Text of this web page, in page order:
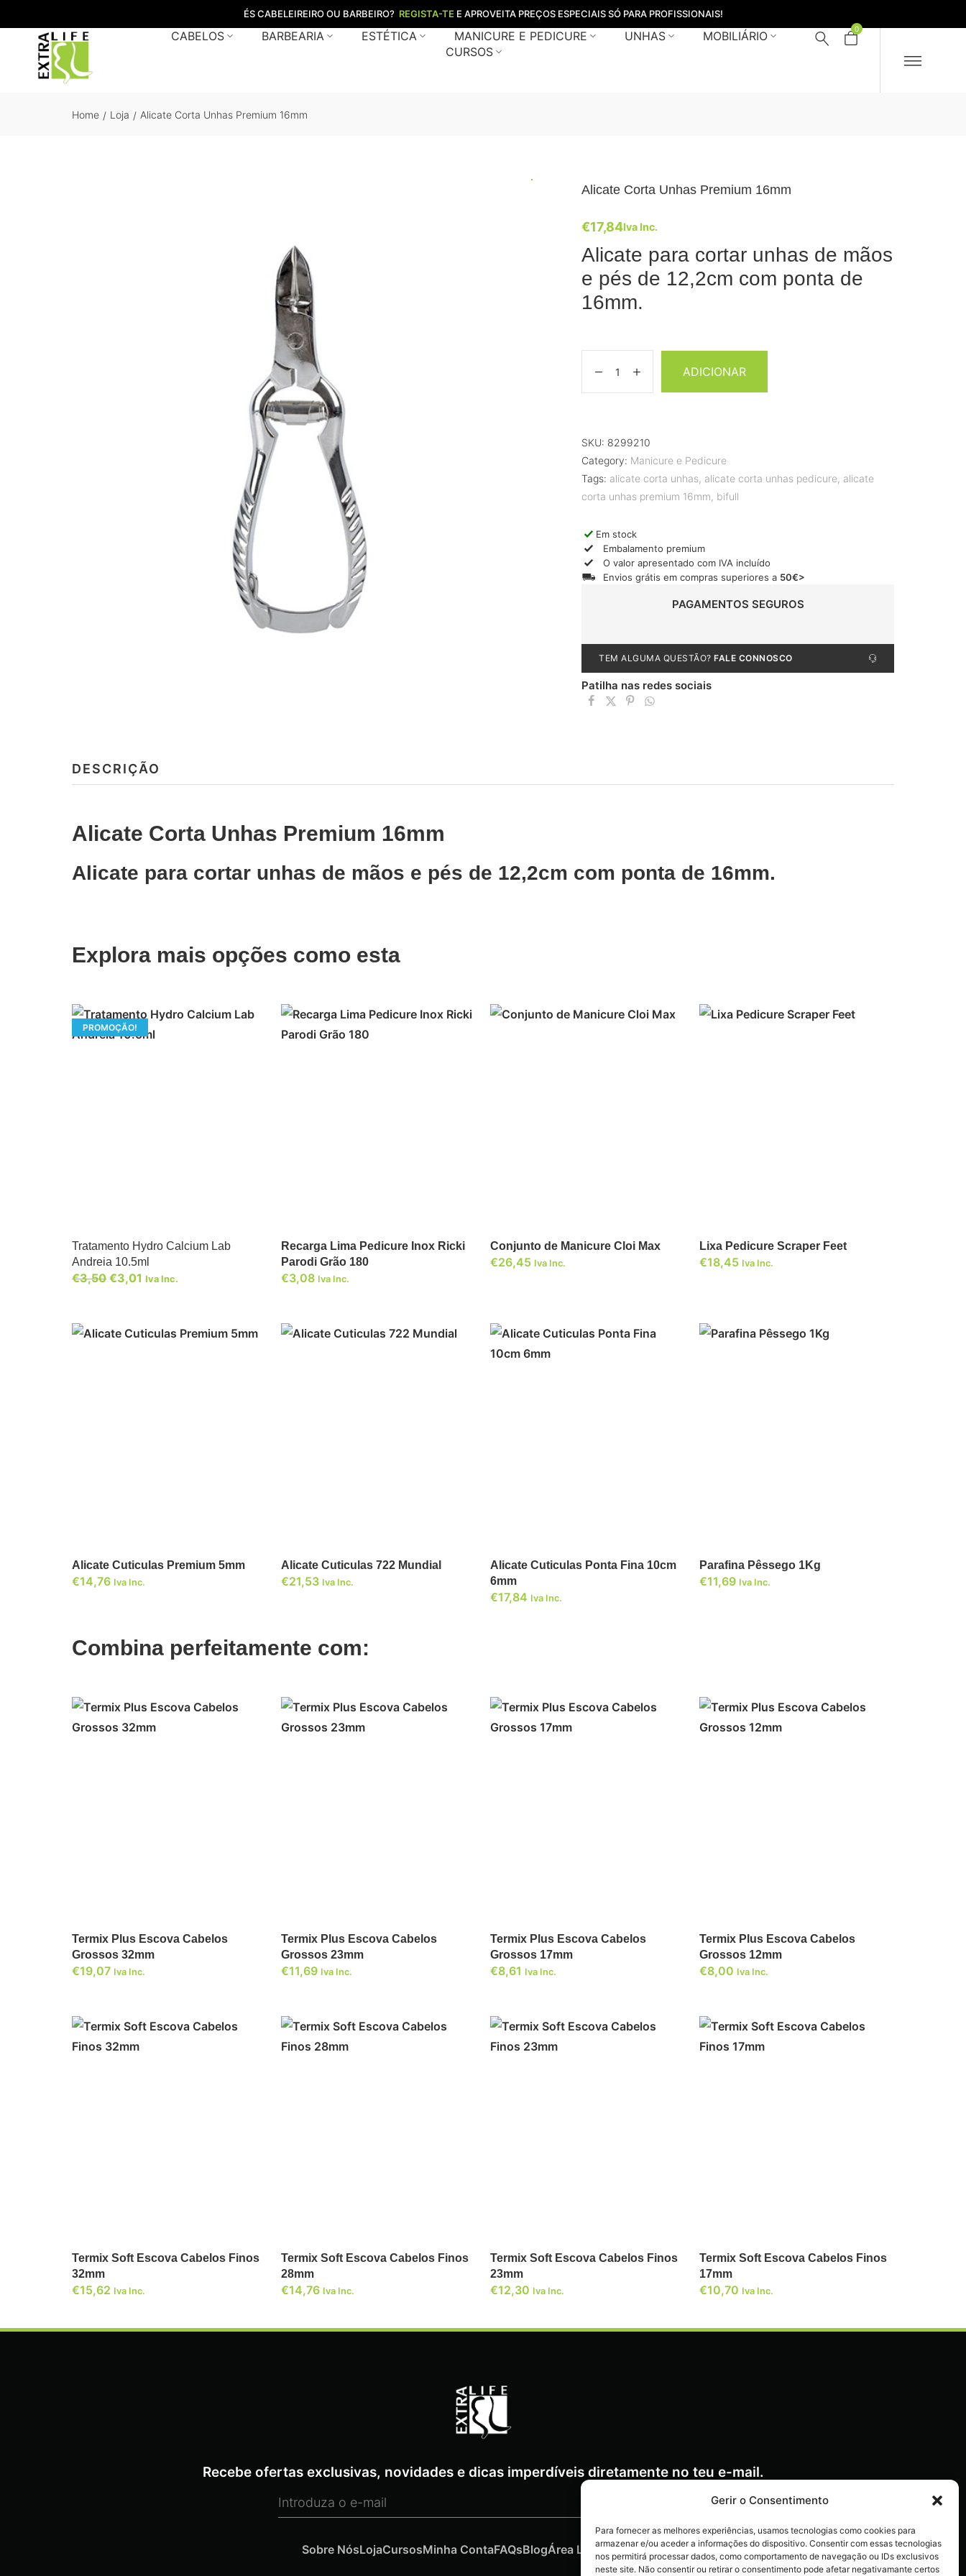
Gerir o Consentimento
Para fornecer as melhores experiências, usamos tecnologias como cookies para
armazenar e/ou aceder a informações do dispositivo. Consentir com essas tecnologias
nos permitirá processar dados, como comportamento de navegação ou IDs exclusivos
neste site. Não consentir ou retirar o consentimento pode afetar negativamante certos
ÉS CABELEIREIRO OU BARBEIRO? REGISTA-TE E APROVEITA PREÇOS ESPECIAIS SÓ PARA PROFISSIONAIS!
CABELOS BARBEARIA ESTÉTICA MANICURE E PEDICURE UNHAS
MOBILIÁRIO
CURSOS
0
Home / Loja / Alicate Corta Unhas Premium 16mm
Alicate Corta Unhas Premium 16mm
€17,84Iva Inc.
Alicate para cortar unhas de mãos
e pés de 12,2cm com ponta de
16mm.
ADICIONAR
SKU: 8299210
Category: Manicure e Pedicure
Tags: alicate corta unhas, alicate corta unhas pedicure, alicate
corta unhas premium 16mm, bifull
Em stock
Embalamento premium
O valor apresentado com IVA incluído
Envios grátis em compras superiores a 50€>
PAGAMENTOS SEGUROS
TEM ALGUMA QUESTÃO?FALE CONNOSCO
Patilha nas redes sociais
DESCRIÇÃO
Alicate Corta Unhas Premium 16mm
Alicate para cortar unhas de mãos e pés de 12,2cm com ponta de 16mm.
Explora mais opções como esta
PROMOÇÃO!
Tratamento Hydro Calcium Lab
Andreia 10.5ml
€3,50 €3,01 Iva Inc.
Recarga Lima Pedicure Inox Ricki
Parodi Grão 180
€3,08 Iva Inc.
Conjunto de Manicure Cloi Max
€26,45 Iva Inc.
Lixa Pedicure Scraper Feet
€18,45 Iva Inc.
Alicate Cuticulas Premium 5mm
€14,76 Iva Inc.
Alicate Cuticulas 722 Mundial
€21,53 Iva Inc.
Alicate Cuticulas Ponta Fina 10cm
6mm
€17,84 Iva Inc.
Parafina Pêssego 1Kg
€11,69 Iva Inc.
Combina perfeitamente com:
Termix Plus Escova Cabelos
Grossos 32mm
€19,07 Iva Inc.
Termix Plus Escova Cabelos
Grossos 23mm
€11,69 Iva Inc.
Termix Plus Escova Cabelos
Grossos 17mm
€8,61 Iva Inc.
Termix Plus Escova Cabelos
Grossos 12mm
€8,00 Iva Inc.
Termix Soft Escova Cabelos Finos
32mm
€15,62 Iva Inc.
Termix Soft Escova Cabelos Finos
28mm
€14,76 Iva Inc.
Termix Soft Escova Cabelos Finos
23mm
€12,30 Iva Inc.
Termix Soft Escova Cabelos Finos
17mm
€10,70 Iva Inc.
Recebe ofertas exclusivas, novidades e dicas imperdíveis diretamente no teu e-mail.
Sobre NósLojaCursosMinha ContaFAQsBlogÁrea LegalContactos